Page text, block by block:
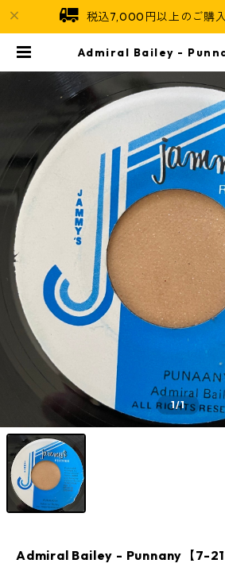
税込7,000円以上のご購
Admiral Bailey -
1/1
Admiral Bailey - Punnany【7-